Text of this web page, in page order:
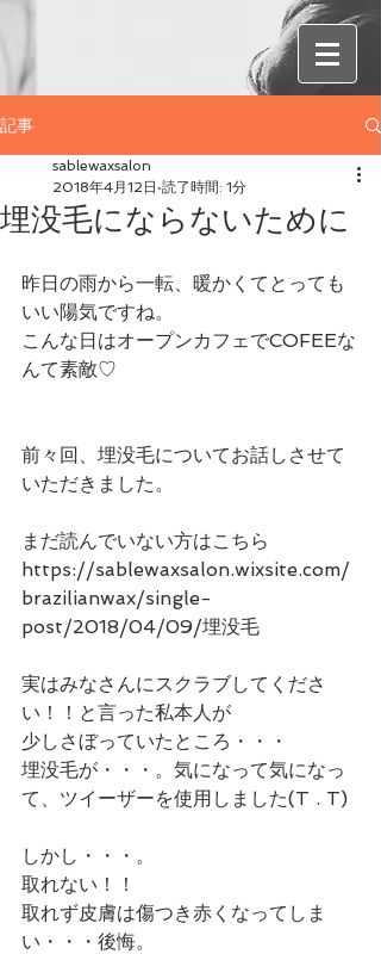
記事
埋没毛にならないために
sablewaxsalon
2018年4月12日 読了時間: 1分
昨日の雨から一転、暖かくてとっても
いい陽気ですね。
こんな日はオープンカフェでCOFEEな
んて素敵♡
前々回、埋没毛についてお話しさせて
いただきました。
まだ読んでいない方はこちら
https://sablewaxsalon.wixsite.com/
brazilianwax/single-
post/2018/04/09/埋没毛
実はみなさんにスクラブしてくださ
い！！と言った私本人が
少しさぼっていたところ・・・
埋没毛が・・・。気になって気になっ
て、ツイーザーを使用しました(T . T)
しかし・・・。
取れない！！
取れず皮膚は傷つき赤くなってしま
い・・・後悔。